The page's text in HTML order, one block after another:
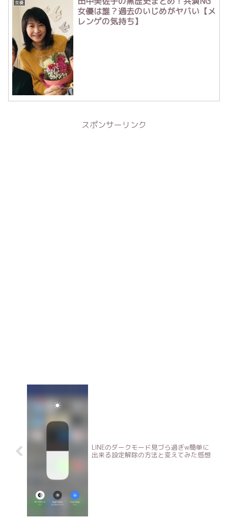
女優
女優は誰？過去のいじめがヤバい【メ
レンゲの気持ち】
スポンサーリンク
LINEのダークモード見づら過ぎw簡単に
出来る設定解除の方法と変えてみた感想